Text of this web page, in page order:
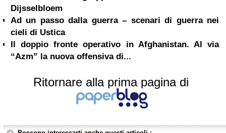
Dijsselbloem
Ad un passo dalla guerra – scenari di guerra nei
cieli di Ustica
Il doppio fronte operativo in Afghanistan. Al via
“Azm” la nuova offensiva di...
Ritornare alla prima pagina di